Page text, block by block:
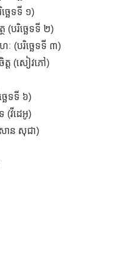
ច្ឆេទទី ១)
(បរិច្ឆេទទី ២)
(បរិច្ឆេទទី ៣)
ត្ត​ (សៀវភៅ)
ឆេទទី ៦)
(វីដេអូ)
ាន សុជា)